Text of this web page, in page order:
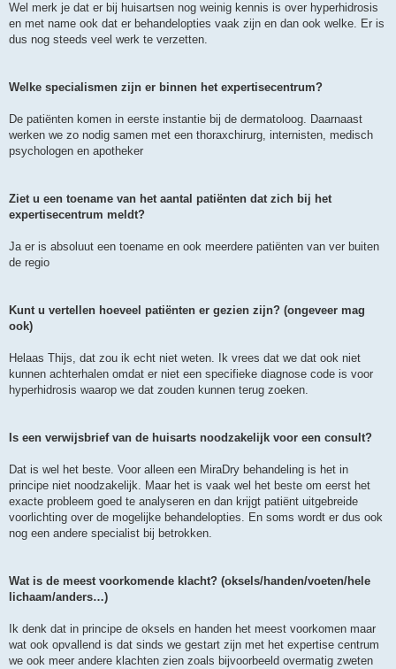
Wel merk je dat er bij huisartsen nog weinig kennis is over hyperhidrosis
en met name ook dat er behandelopties vaak zijn en dan ook welke. Er is
dus nog steeds veel werk te verzetten.
Welke specialismen zijn er binnen het expertisecentrum?
De patiënten komen in eerste instantie bij de dermatoloog. Daarnaast
werken we zo nodig samen met een thoraxchirurg, internisten, medisch
psychologen en apotheker
Ziet u een toename van het aantal patiënten dat zich bij het
expertisecentrum meldt?
Ja er is absoluut een toename en ook meerdere patiënten van ver buiten
de regio
Kunt u vertellen hoeveel patiënten er gezien zijn? (ongeveer mag
ook)
Helaas Thijs, dat zou ik echt niet weten. Ik vrees dat we dat ook niet
kunnen achterhalen omdat er niet een specifieke diagnose code is voor
hyperhidrosis waarop we dat zouden kunnen terug zoeken.
Is een verwijsbrief van de huisarts noodzakelijk voor een consult?
Dat is wel het beste. Voor alleen een MiraDry behandeling is het in
principe niet noodzakelijk. Maar het is vaak wel het beste om eerst het
exacte probleem goed te analyseren en dan krijgt patiënt uitgebreide
voorlichting over de mogelijke behandelopties. En soms wordt er dus ook
nog een andere specialist bij betrokken.
Wat is de meest voorkomende klacht? (oksels/handen/voeten/hele
lichaam/anders…)
Ik denk dat in principe de oksels en handen het meest voorkomen maar
wat ook opvallend is dat sinds we gestart zijn met het expertise centrum
we ook meer andere klachten zien zoals bijvoorbeeld overmatig zweten